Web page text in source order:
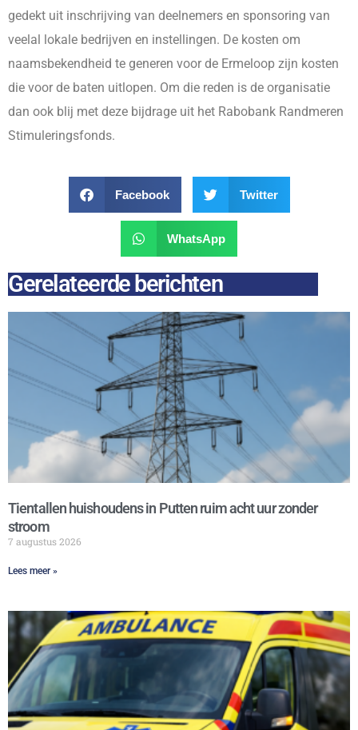
gedekt uit inschrijving van deelnemers en sponsoring van
veelal lokale bedrijven en instellingen. De kosten om
naamsbekendheid te generen voor de Ermeloop zijn kosten
die voor de baten uitlopen. Om die reden is de organisatie
dan ook blij met deze bijdrage uit het Rabobank Randmeren
Stimuleringsfonds.
Facebook Twitter
WhatsApp
Gerelateerde berichten
Tientallen huishoudens in Putten ruim acht uur zonder
stroom
7 augustus 2026
Lees meer »